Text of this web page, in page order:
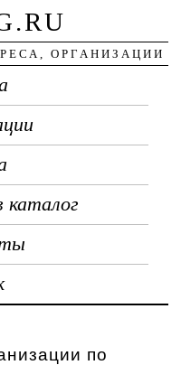
ОРГАНИЗАЦИИ
каталог
по